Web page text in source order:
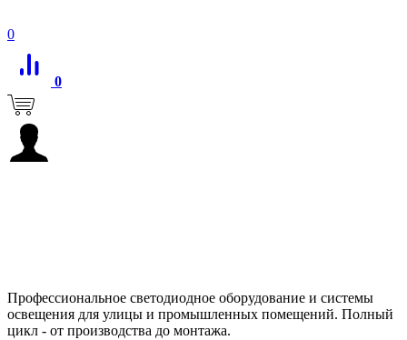
0
0
Профессиональное светодиодное оборудование и системы
освещения для улицы и промышленных помещений. Полный
цикл - от производства до монтажа.